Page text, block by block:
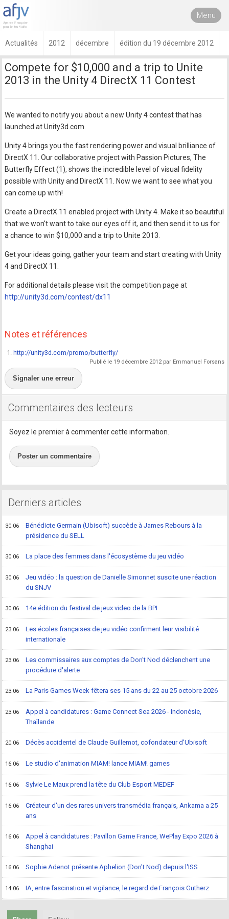
Menu
Actualités 2012 décembre édition du 19 décembre 2012
Compete for $10,000 and a trip to Unite
2013 in the Unity 4 DirectX 11 Contest
We wanted to notify you about a new Unity 4 contest that has
launched at Unity3d.com.
Unity 4 brings you the fast rendering power and visual brilliance of
DirectX 11. Our collaborative project with Passion Pictures, The
Butterfly Effect (1), shows the incredible level of visual fidelity
possible with Unity and DirectX 11. Now we want to see what you
can come up with!
Create a DirectX 11 enabled project with Unity 4. Make it so beautiful
that we won't want to take our eyes off it, and then send it to us for
a chance to win $10,000 and a trip to Unite 2013.
Get your ideas going, gather your team and start creating with Unity
4 and DirectX 11.
For additional details please visit the competition page at
http://unity3d.com/contest/dx11
Notes et références
1. http://unity3d.com/promo/butterfly/
Publié le 19 décembre 2012 par Emmanuel Forsans
Signaler une erreur
Commentaires des lecteurs
Soyez le premier à commenter cette information.
Poster un commentaire
Derniers articles
30.06
Bénédicte Germain (Ubisoft) succède à James Rebours à la
présidence du SELL
30.06 La place des femmes dans l'écosystème du jeu vidéo
30.06
Jeu vidéo : la question de Danielle Simonnet suscite une réaction
du SNJV
30.06 14e édition du festival de jeux video de la BPI
23.06
Les écoles françaises de jeu vidéo confirment leur visibilité
internationale
23.06
Les commissaires aux comptes de Don't Nod déclenchent une
procédure d'alerte
23.06 La Paris Games Week fêtera ses 15 ans du 22 au 25 octobre 2026
23.06
Appel à candidatures : Game Connect Sea 2026 - Indonésie,
Thaïlande
20.06 Décès accidentel de Claude Guillemot, cofondateur d'Ubisoft
16.06 Le studio d'animation MIAM! lance MIAM! games
16.06 Sylvie Le Maux prend la tête du Club Esport MEDEF
16.06
Créateur d'un des rares univers transmédia français, Ankama a 25
ans
16.06
Appel à candidatures : Pavillon Game France, WePlay Expo 2026 à
Shanghai
16.06 Sophie Adenot présente Aphelion (Don't Nod) depuis l'ISS
14.06 IA, entre fascination et vigilance, le regard de François Gutherz